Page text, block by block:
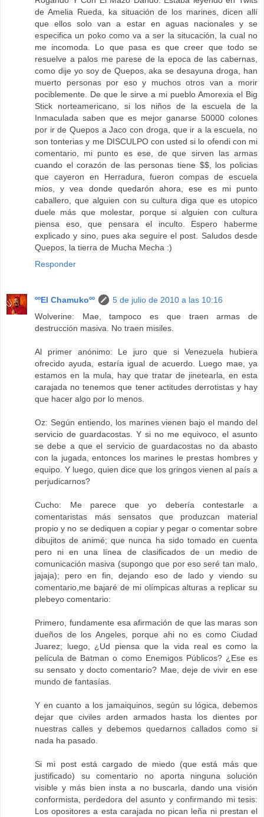
de Amelia Rueda, ka situación de los marines, dicen allí
que ellos solo van a estar en aguas nacionales y se
especifica un poko como va a ser la situcación, la cual no
me incomoda. Lo que pasa es que creer que todo se
resuelve a palos me parese de la epoca de las cabernas,
como dije yo soy de Quepos, aka se desayuna droga, han
muerto personas por eso y muchos otros van a morir
pociblemente. De que le sirve a mi pueblo Amorexia el Big
Stick norteamericano, si los niños de la escuela de la
Inmaculada saben que es mejor ganarse 50000 colones
por ir de Quepos a Jaco con droga, que ir a la escuela, no
son tonterias y me DISCULPO con usted si lo ofendi con mi
comentario, mi punto es ese, de que sirven las armas
cuando el corazón de las personas tiene $$, los policias
que cayeron en Herradura, fueron compas de escuela
mios, y vea donde quedarón ahora, ese es mi punto
caballero, que alguien con su cultura diga que es utopico
duele más que molestar, porque si alguien con cultura
piensa eso, que pensara el inculto. Espero haberme
explicado y sino, pues aka seguire el post. Saludos desde
Quepos, la tierra de Mucha Mecha :)
Responder
ººEl Chamukoºº
5 de julio de 2010 a las 10:16
Wolverine: Mae, tampoco es que traen armas de
destrucción masiva. No traen misiles.
Al primer anónimo: Le juro que si Venezuela hubiera
ofrecido ayuda, estaría igual de acuerdo. Luego mae, ya
estamos en la mula, hay que tratar de jinetearla, en esta
carajada no tenemos que tener actitudes derrotistas y hay
que hacer algo por lo menos.
Oz: Según entiendo, los marines vienen bajo el mando del
servicio de guardacostas. Y si no me equivoco, el asunto
se debe a que el servicio de guardacostas no da abasto
con la jugada, entonces los marines le prestas hombres y
equipo. Y luego, quien dice que los gringos vienen al país a
perjudicarnos?
Cucho: Me parece que yo debería contestarle a
comentaristas más sensatos que produzcan material
propio y no se dediquen a copiar y pegar o comentar sobre
dibujitos de animé; que nunca ha sido tomado en cuenta
pero ni en una línea de clasificados de un medio de
comunicación masiva (supongo que por eso seré tan malo,
jajaja); pero en fin, dejando eso de lado y viendo su
comentario,me bajaré de mi olímpicas alturas a replicar su
plebeyo comentario:
Primero, fundamente esa afirmación de que las maras son
dueños de los Angeles, porque ahi no es como Ciudad
Juarez; luego, ¿Ud piensa que la vida real es como la
película de Batman o como Enemigos Públicos? ¿Ese es
su sensato y docto comentario? Mae, deje de vivir en ese
mundo de fantasías.
Y en cuanto a los jamaiquinos, según su lógica, debemos
dejar que civiles arden armados hasta los dientes por
nuestras calles y debemos quedarnos callados como si
nada ha pasado.
Si mi post está cargado de miedo (que está más que
justificado) su comentario no aporta ninguna solución
visible y más bien insta a no buscarla, dando una visión
conformista, perdedora del asunto y confirmando mi tesis:
Los opositores a esta carajada no pican leña ni prestan el